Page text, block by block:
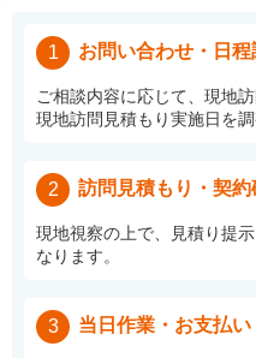
1 お問い合わせ・日程
ご相談内容に応じて、現地
現地訪問見積もり実施日を調
2 訪問見積もり・契約
現地視察の上で、見積り提
なります。
3 当日作業・お支払い